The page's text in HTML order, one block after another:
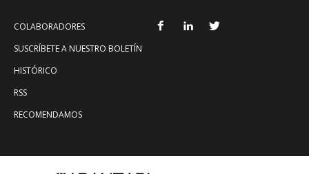
COLABORADORES
SUSCRÍBETE A NUESTRO BOLETÍN
HISTÓRICO
RSS
RECOMENDAMOS